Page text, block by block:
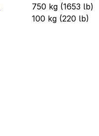
750 kg (1653 lb)
100 kg (220 lb)